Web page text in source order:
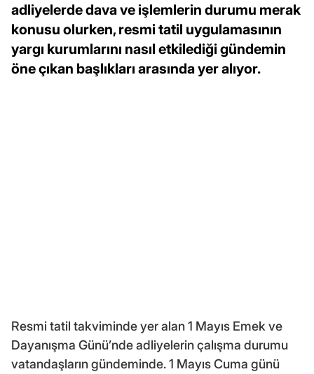
adliyelerde dava ve işlemlerin durumu merak
konusu olurken, resmi tatil uygulamasının
yargı kurumlarını nasıl etkilediği gündemin
öne çıkan başlıkları arasında yer alıyor.
Resmi tatil takviminde yer alan 1 Mayıs Emek ve
Dayanışma Günü’nde adliyelerin çalışma durumu
vatandaşların gündeminde. 1 Mayıs Cuma günü